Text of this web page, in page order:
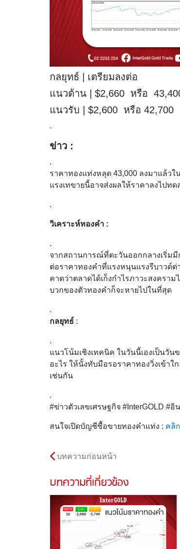
กลยุทธ์ | เตรียมลงต่อ
แนวต้าน | $2,660 หรือ
แนวรับ | $2,600 หรือ
.
ข่าว :
.
ราคาทองแท่งหลุด 43,000 ลงมาแล้ว
แรงเทขายนี้อาจส่งผลให้ราคาลงไปท
.
วิเคราะห์ทองคำ :
.
จากสถานการณ์ที่ตะวันออกกลางเริ่
ต่อราคาทองคำที่แรงหนุนแรงรีบาวด์ต่
คาดว่าตลาดได้เก็งกำไรภาวะสงครา
บวกของตัวทองคำก็จะหายไปในที่สุด
.
กลยุทธ์ :
.
แนวโน้มเชิงเทคนิค ในวันนี้เองเป็นวั
อะไร ให้นั้งทับมือรอราคาทองวิ่งเข้า
เช่นกัน
.
#ข่าวตัวเลขเศรษฐกิจ #InterGOLD
สนใจเปิดบัญชีซื้อขายทองคำแท่ง : คลิก
บทความก่อนหน้า
บทความที่เกี่ยวข้อง